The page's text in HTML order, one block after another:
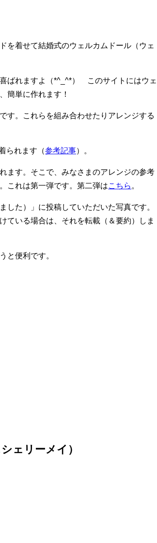
を着せて結婚式のウェルカムドール（ウェ
ばれますよ（*^_^*） このサイトにはウェ
簡単に作れます！
です。これらを組み合わせたりアレンジする
られます（参考記事）。
ます。そこで、みなさまのアレンジの参考
これは第一弾です。第二弾は こちら
した）」に投稿していただいた写真です。
ている場合は、それを転載（＆要約）しま
と便利です。
ェリーメイ）